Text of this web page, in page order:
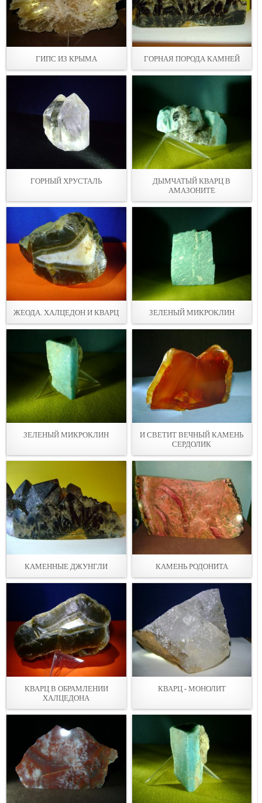
ГИПС ИЗ КРЫМА ГОРНАЯ ПОРОДА КАМНЕЙ
ГОРНЫЙ ХРУСТАЛЬ
ДЫМЧАТЫЙ КВАРЦ В
АМАЗОНИТЕ
ЖЕОДА. ХАЛЦЕДОН И КВАРЦ ЗЕЛЕНЫЙ МИКРОКЛИН
ЗЕЛЕНЫЙ МИКРОКЛИН
И СВЕТИТ ВЕЧНЫЙ КАМЕНЬ
СЕРДОЛИК
КАМЕННЫЕ ДЖУНГЛИ КАМЕНЬ РОДОНИТА
КВАРЦ В ОБРАМЛЕНИИ
ХАЛЦЕДОНА
КВАРЦ - МОНОЛИТ